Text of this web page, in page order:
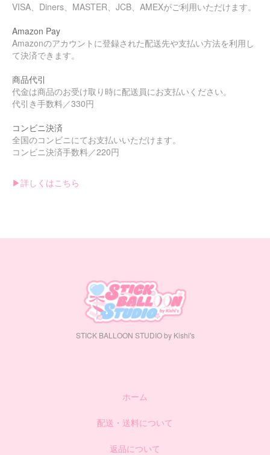
VISA、Diners、MASTER、JCB、AMEXがご利用いただけます。
Amazon Pay
Amazonのアカウントに登録された配送先や支払い方法を利用し
て決済できます。
商品代引
代金は商品のお受け取り時に配送員にお支払いください。
代引き手数料／330円
コンビニ決済
全国のコンビニにてお支払いいただけます。
コンビニ決済手数料／220円
▶︎詳しくはこちら
STICK BALLOON STUDIO by Kishi's
ホーム
配送・送料について
返品について